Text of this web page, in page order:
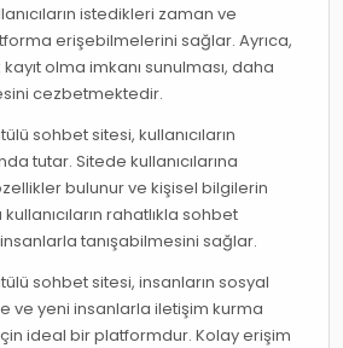
istedikleri zaman ve
erişebilmelerini sağlar. Ayrıca,
olma imkanı sunulması, daha
cezbetmektedir.
sohbet sitesi, kullanıcıların
tutar. Sitede kullanıcılarına
bulunur ve kişisel bilgilerin
rahatlıkla sohbet
tanışabilmesini sağlar.
sohbet sitesi, insanların sosyal
ve yeni insanlarla iletişim kurma
ideal bir platformdur. Kolay erişim